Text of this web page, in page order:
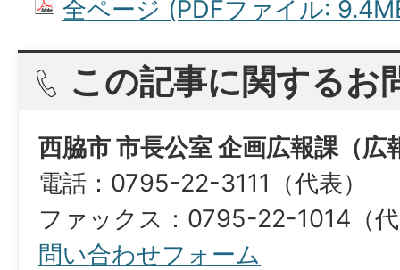
全ページ (PDFファイル:
この記事に関するお
西脇市 市長公室 企画広報課（広
電話：0795-22-3111（代表）
ファックス：0795-22-1014（
問い合わせフォーム